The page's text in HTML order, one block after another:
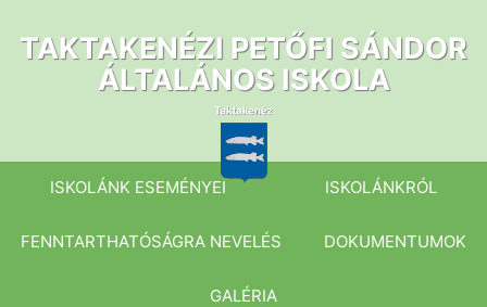
tartalomhoz
TAKTAKENÉZI PETŐFI SÁNDOR
ÁLTALÁNOS ISKOLA
ISKOLÁNK ESEMÉNYEI ISKOLÁNKRÓL
FENNTARTHATÓSÁGRA NEVELÉS DOKUMENTUMOK
GALÉRIA